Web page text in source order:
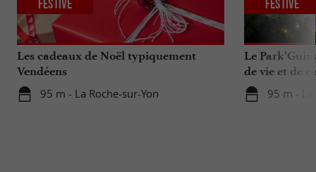
Les cadeaux de Noël typiquement
Vendéens
95 m - La Roche-sur-Yon
Festive
Le
de vie et de
95 m - La
Festive